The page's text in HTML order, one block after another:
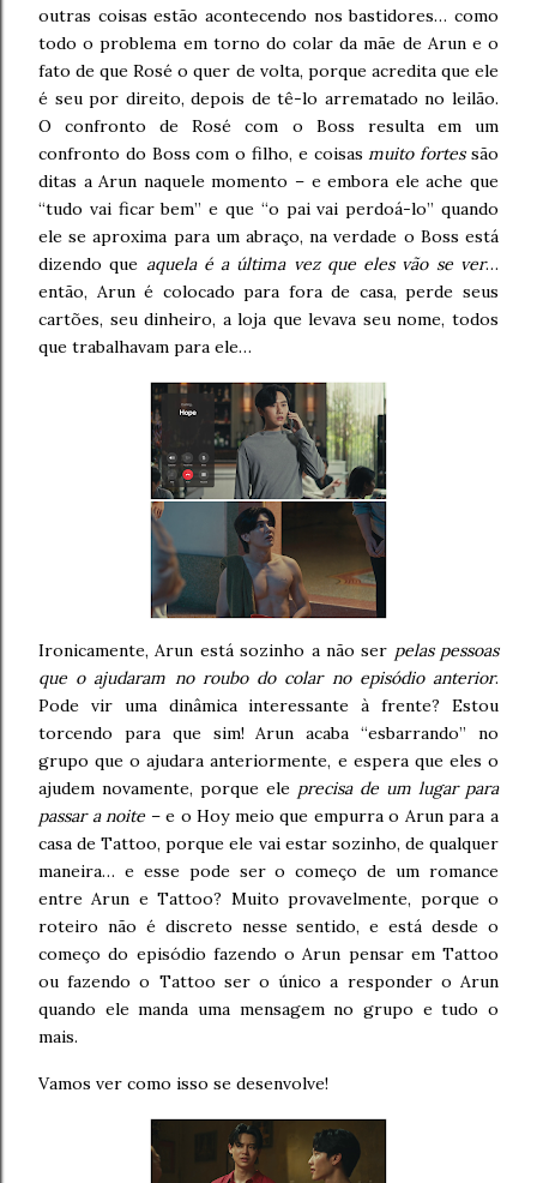
outras coisas estão acontecendo nos bastidores… como
todo o problema em torno do colar da mãe de Arun e o
fato de que Rosé o quer de volta, porque acredita que ele
é seu por direito, depois de tê-lo arrematado no leilão.
O confronto de Rosé com o Boss resulta em um
confronto do Boss com o filho, e coisasmuito fortessão
ditas a Arun naquele momento – e embora ele ache que
“tudo vai ficar bem” e que “o pai vai perdoá-lo” quando
ele se aproxima para um abraço, na verdade o Boss está
dizendo que aquela é a última vez que eles vão se ver…
então, Arun é colocado para fora de casa, perde seus
cartões, seu dinheiro, a loja que levava seu nome, todos
que trabalhavam para ele…
Ironicamente, Arun está sozinho a não ser pelas pessoas
que o ajudaram no roubo do colar no episódio anterior.
Pode vir uma dinâmica interessante à frente? Estou
torcendo para que sim! Arun acaba “esbarrando” no
grupo que o ajudara anteriormente, e espera que eles o
ajudem novamente, porque ele precisa de um lugar para
passar a noite – e o Hoy meio que empurra o Arun para a
casa de Tattoo, porque ele vai estar sozinho, de qualquer
maneira… e esse pode ser o começo de um romance
entre Arun e Tattoo? Muito provavelmente, porque o
roteiro não é discreto nesse sentido, e está desde o
começo do episódio fazendo o Arun pensar em Tattoo
ou fazendo o Tattoo ser o único a responder o Arun
quando ele manda uma mensagem no grupo e tudo o
mais.
Vamos ver como isso se desenvolve!